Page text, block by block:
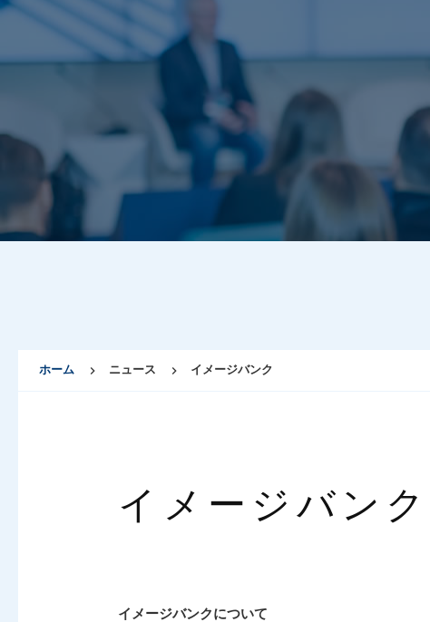
ホーム ニュース イメージバンク
イメージバン
イメージバンクについて